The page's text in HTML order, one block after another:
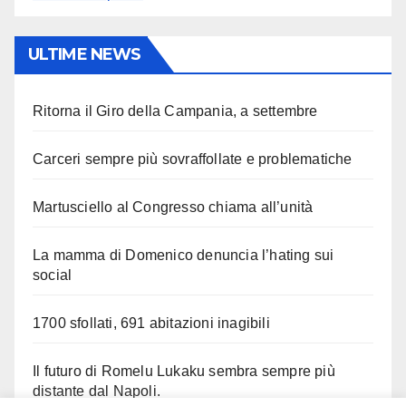
ULTIME NEWS
Ritorna il Giro della Campania, a settembre
Carceri sempre più sovraffollate e problematiche
Martusciello al Congresso chiama all’unità
La mamma di Domenico denuncia l’hating sui
social
1700 sfollati, 691 abitazioni inagibili
Il futuro di Romelu Lukaku sembra sempre più
distante dal Napoli.